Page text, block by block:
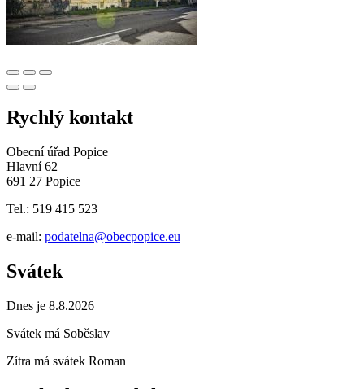
Rychlý kontakt
Obecní úřad Popice
Hlavní 62
691 27 Popice
Tel.: 519 415 523
e-mail: podatelna@obecpopice.eu
Svátek
Dnes je 8.8.2026
Svátek má Soběslav
Zítra má svátek Roman